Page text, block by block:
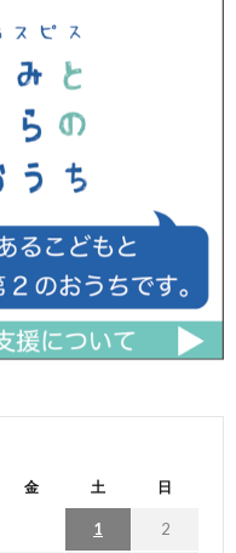
金 土 日
1 2